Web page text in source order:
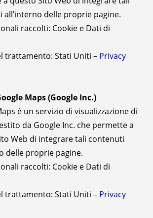
all’interno delle proprie pagine.
raccolti: Cookie e Dati di
trattamento: Stati Uniti – Privacy
Maps (Google Inc.)
è un servizio di visualizzazione di
da Google Inc. che permette a
Web di integrare tali contenuti
delle proprie pagine.
raccolti: Cookie e Dati di
trattamento: Stati Uniti – Privacy